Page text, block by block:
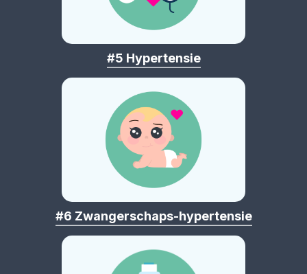
#5 Hypertensie
#6 Zwangerschaps-hypertensie